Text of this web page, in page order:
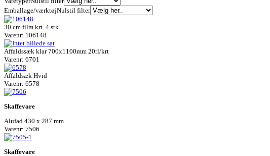
Emballage/værktøjNulstil filter
30 cm film krt. 4 stk
Varenr: 106148
Affaldssæk klar 700x1100mm 20rl/krt
Varenr: 6701
Affaldsæk Hvid
Varenr: 6578
Skaffevare
Alufad 430 x 287 mm
Varenr: 7506
Skaffevare